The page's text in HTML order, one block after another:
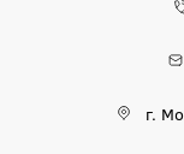
г.